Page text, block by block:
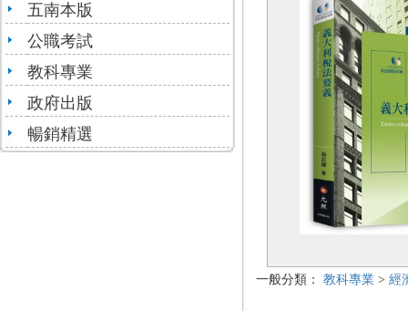
五南本版
公職考試
教科專業
政府出版
暢銷精選
一般分類： 教科專業 > 經